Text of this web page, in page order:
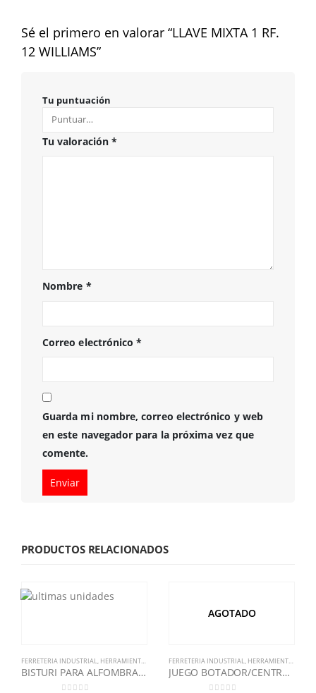
Sé el primero en valorar “LLAVE MIXTA 1 RF.
12 WILLIAMS”
Tu puntuación
Tu valoración *
Nombre *
Correo electrónico*
Guarda mi nombre, correo electrónico y web
en este navegador para la próxima vez que
comente.
PRODUCTOS RELACIONADOS
FERRETERIA INDUSTRIAL, HERRAMIENTA MANUAL ,STANLEY
BISTURI PARA ALFOMBRA 25MM REF. 10525
AGOTADO
FERRETERIA INDUSTRIAL, HERRAMIENTA MANUAL
JUEGO BOTADOR/CENTRO PUNTO 3 PZS